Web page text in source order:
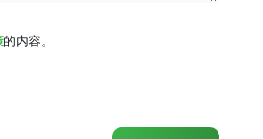
的内容。